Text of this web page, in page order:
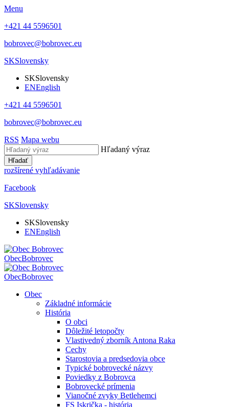
Menu
+421 44 5596501
bobrovec@bobrovec.eu
SKSlovensky
SKSlovensky
ENEnglish
+421 44 5596501
bobrovec@bobrovec.eu
RSS Mapa webu
Hľadaný výraz
Hľadať
rozšírené vyhľadávanie
Facebook
SKSlovensky
SKSlovensky
ENEnglish
ObecBobrovec
ObecBobrovec
Obec
Základné informácie
História
O obci
Dôležité letopočty
Vlastivedný zborník Antona Raka
Cechy
Starostovia a predsedovia obce
Typické bobrovecké názvy
Poviedky z Bobrovca
Bobrovecké prímenia
Vianočné zvyky Betlehemci
FS Iskrička - história